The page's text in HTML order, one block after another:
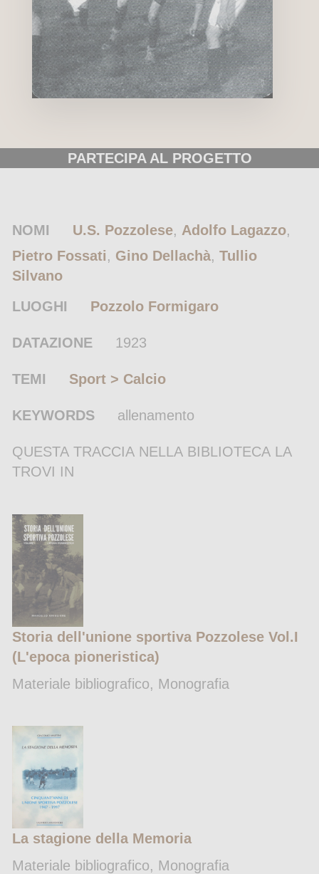
PARTECIPA AL PROGETTO
NOMI U.S. Pozzolese, Adolfo Lagazzo,
Pietro Fossati, Gino Dellachà, Tullio
Silvano
LUOGHI
Pozzolo Formigaro
DATAZIONE 1923
TEMI Sport > Calcio
KEYWORDS allenamento
QUESTA TRACCIA NELLA BIBLIOTECA LA
TROVI IN
Storia dell'unione sportiva Pozzolese Vol.I
(L'epoca pioneristica)
Materiale bibliografico, Monografia
La stagione della Memoria
Materiale bibliografico, Monografia